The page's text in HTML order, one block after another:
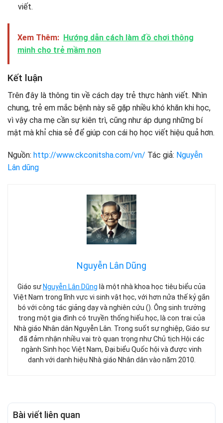
viết.
Xem Thêm: Hướng dẫn cách làm đồ chơi thông
minh cho trẻ mầm non
Kết luận
Trên đây là thông tin về cách dạy trẻ thực hành viết. Nhìn
chung, trẻ em mắc bệnh này sẽ gặp nhiều khó khăn khi học,
vì vậy cha mẹ cần sự kiên trì, cũng như áp dụng những bí
mật mà khỉ chia sẻ để giúp con cái họ học viết hiệu quả hơn.
Nguồn: http://www.ckconitsha.com/vn/ Tác giả: Nguyễn
Lân dũng
Nguyễn Lân Dũng
Giáo sư Nguyễn Lân Dũng là một nhà khoa học tiêu biểu của
Việt Nam trong lĩnh vực vi sinh vật học, với hơn nửa thế kỷ gắn
bó với công tác giảng dạy và nghiên cứu (). Ông sinh trưởng
trong một gia đình có truyền thống hiếu học, là con trai của
Nhà giáo Nhân dân Nguyễn Lân. Trong suốt sự nghiệp, Giáo sư
đã đảm nhận nhiều vai trò quan trọng như Chủ tịch Hội các
ngành Sinh học Việt Nam, Đại biểu Quốc hội và được vinh
danh với danh hiệu Nhà giáo Nhân dân vào năm 2010.
Bài viết liên quan